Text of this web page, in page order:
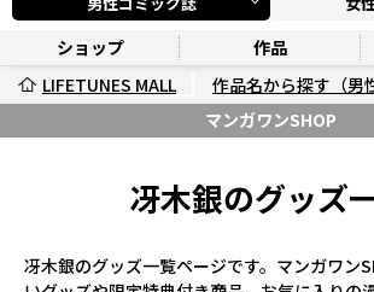
ショップ 作品
LIFETUNES MALL
作品名から探す（男
マンガワンSHOP
冴木銀のグッズ
冴木銀のグッズ一覧ページです。マンガワン